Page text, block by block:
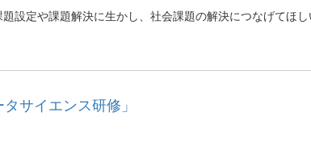
定や課題解決に生かし、社会課題の解決につなげてほし
サイエンス研修」